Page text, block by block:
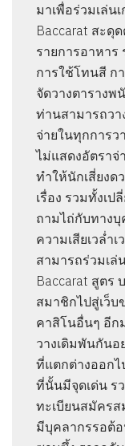
มาเพื่อร่วมเล่น
Baccarat สะดุ
รายการอาหา
การใช้โทนสี ก
จัดวางตาราง
ท่านสามารถวา
จ่ายในทุกการว
ไม่แสดงอัตราจ่
ทำให้นักเสี่ยงด
เรื่อง รวมทั้งเ
ถามไถ่กับทางบุ
ความเสียเวล่ำ
สามารถร่วมเล่
Baccarat สูตร
สมาชิกไปสู่เว็บ
คาสิโนอื่นๆ อีก
วางเดิมพันกัน
ที่แตกต่างออก
ที่นั้นมีจุดเด่น ร
ทะเบียนสมัคร
มีบุคลากรรอต้